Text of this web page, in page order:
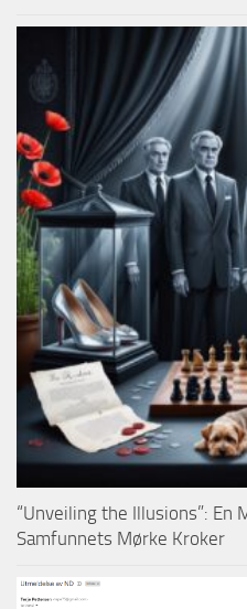
“Unveiling the Illusions”: En
Samfunnets Mørke Kroker